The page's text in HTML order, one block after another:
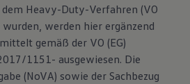
dem Heavy-Duty-Verfahren (VO
werden hier ergänzend
gemäß der VO (EG)
1151- ausgewiesen. Die
(NoVA) sowie der Sachbezug